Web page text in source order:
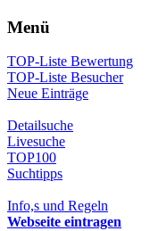
Menü
TOP-Liste Bewertung
TOP-Liste Besucher
Neue Einträge
Detailsuche
Livesuche
TOP100
Suchtipps
Info,s und Regeln
Webseite eintragen